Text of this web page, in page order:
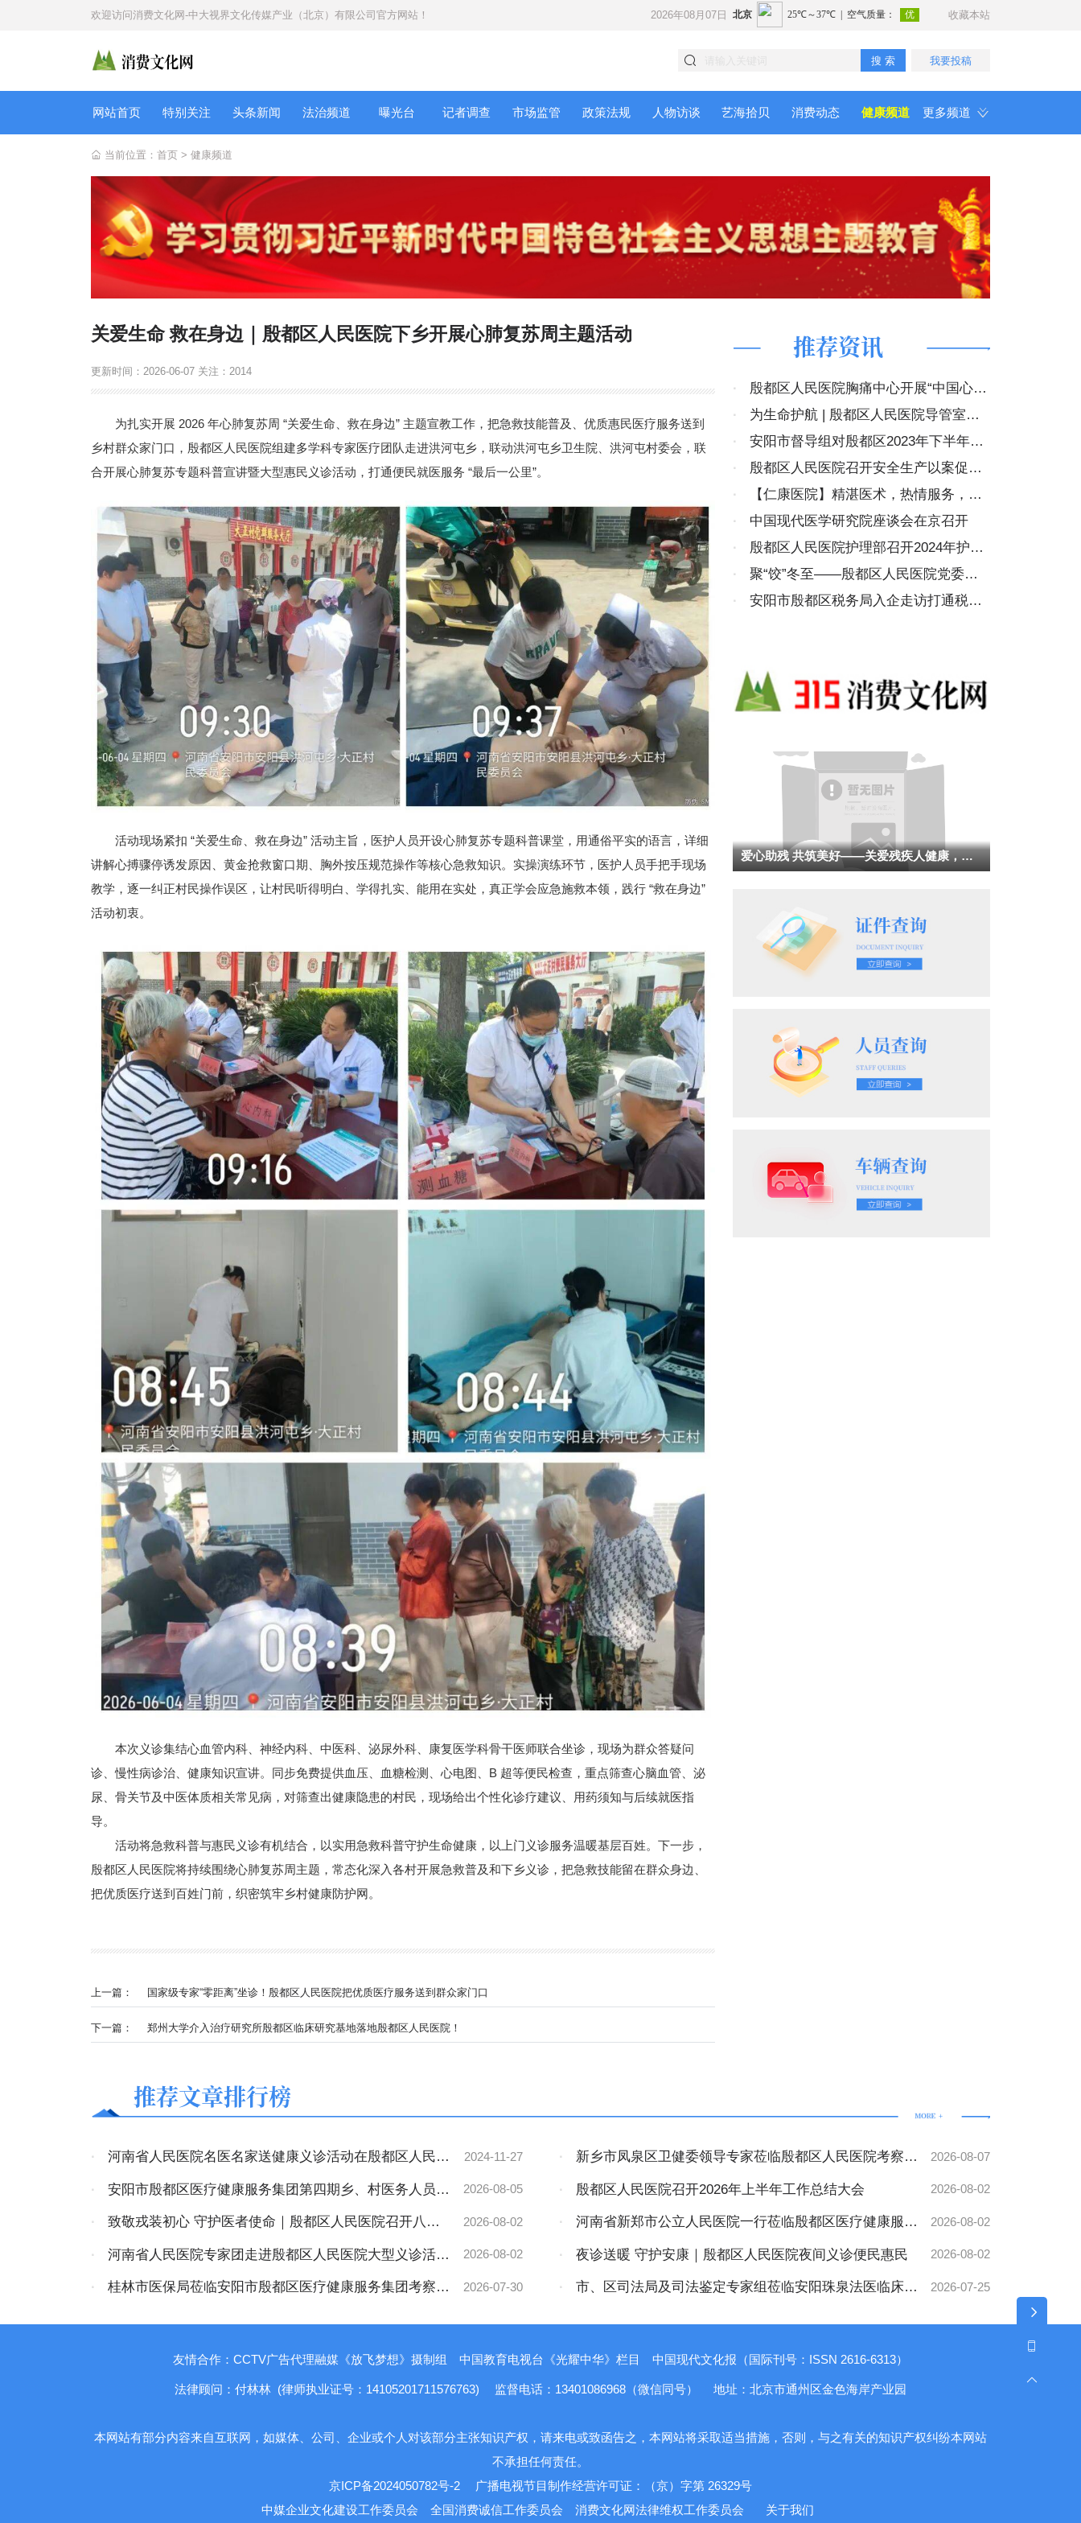
欢迎访问消费文化网-中大视界文化传媒产业（北京）有限公司官方网站！ 2026年08月07日 收藏本站
搜 索 我要投稿
网站首页 特别关注 头条新闻 法治频道 曝光台 记者调查 市场监管 政策法规 人物访谈 艺海拾贝 消费动态 健康频道 更多频道
当前位置： 首页 > 健康频道
推荐资讯
·
殷都区人民医院胸痛中心开展“中国心梗
救治日”义诊宣教活动
·
为生命护航 | 殷都区人民医院导管室两
个手术间同时运行，打通患者“生命线”
·
安阳市督导组对殷都区2023年下半年妇
幼工作进行督导考核
·
殷都区人民医院召开安全生产以案促改
警示教育专题学习会
·
【仁康医院】精湛医术，热情服务，面
面“锦旗”含深情
·
中国现代医学研究院座谈会在京召开
·
殷都区人民医院护理部召开2024年护士
长全年工作总结汇报会
·
聚“饺”冬至——殷都区人民医院党委组
织开展冬至包饺子活动
·
安阳市殷都区税务局入企走访打通税费
爱心助残 共筑美好——关爱残疾人健康，共
关爱生命 救在身边｜殷都区人民医院下乡开展心肺复苏周主题活动
更新时间：2026-06-07 关注：2014
为扎实开展 2026 年心肺复苏周 “关爱生命、救在身边” 主题宣教工作，把急救技能普及、优质惠民医疗服务送到
乡村群众家门口，殷都区人民医院组建多学科专家医疗团队走进洪河屯乡，联动洪河屯乡卫生院、洪河屯村委会，联
合开展心肺复苏专题科普宣讲暨大型惠民义诊活动，打通便民就医服务 “最后一公里”。
活动现场紧扣 “关爱生命、救在身边” 活动主旨，医护人员开设心肺复苏专题科普课堂，用通俗平实的语言，详细
讲解心搏骤停诱发原因、黄金抢救窗口期、胸外按压规范操作等核心急救知识。实操演练环节，医护人员手把手现场
教学，逐一纠正村民操作误区，让村民听得明白、学得扎实、能用在实处，真正学会应急施救本领，践行 “救在身边”
活动初衷。
本次义诊集结心血管内科、神经内科、中医科、泌尿外科、康复医学科骨干医师联合坐诊，现场为群众答疑问
诊、慢性病诊治、健康知识宣讲。同步免费提供血压、血糖检测、心电图、B 超等便民检查，重点筛查心脑血管、泌
尿、骨关节及中医体质相关常见病，对筛查出健康隐患的村民，现场给出个性化诊疗建议、用药须知与后续就医指
导。
活动将急救科普与惠民义诊有机结合，以实用急救科普守护生命健康，以上门义诊服务温暖基层百姓。下一步，
殷都区人民医院将持续围绕心肺复苏周主题，常态化深入各村开展急救普及和下乡义诊，把急救技能留在群众身边、
把优质医疗送到百姓门前，织密筑牢乡村健康防护网。
上一篇： 国家级专家“零距离”坐诊！殷都区人民医院把优质医疗服务送到群众家门口
下一篇： 郑州大学介入治疗研究所殷都区临床研究基地落地殷都区人民医院！
推荐文章排行榜
·
河南省人民医院名医名家送健康义诊活动在殷都区人民医
院顺利开启
2024-11-27 ·
新乡市凤泉区卫健委领导专家莅临殷都区人民医院考察交
2026-08-07
·
安阳市殷都区医疗健康服务集团第四期乡、村医务人员培
训班开班
2026-08-05 · 殷都区人民医院召开2026年上半年工作总结大会 2026-08-02
·
致敬戎装初心 守护医者使命｜殷都区人民医院召开八一
建军节座谈会
2026-08-02 ·
河南省新郑市公立人民医院一行莅临殷都区医疗健康服务
集团考察交流
2026-08-02
·
河南省人民医院专家团走进殷都区人民医院大型义诊活动
圆满落幕
2026-08-02 · 夜诊送暖 守护安康｜殷都区人民医院夜间义诊便民惠民 2026-08-02
·
桂林市医保局莅临安阳市殷都区医疗健康服务集团考察交
2026-07-30 ·
市、区司法局及司法鉴定专家组莅临安阳珠泉法医临床司
2026-07-25
友情合作：CCTV广告代理融媒《放飞梦想》摄制组 中国教育电视台《光耀中华》栏目 中国现代文化报（国际刊号：ISSN 2616-6313）
法律顾问：付林林 (律师执业证号：14105201711576763) 监督电话：13401086968（微信同号） 地址：北京市通州区金色海岸产业园
本网站有部分内容来自互联网，如媒体、公司、企业或个人对该部分主张知识产权，请来电或致函告之，本网站将采取适当措施，否则，与之有关的知识产权纠纷本网站
不承担任何责任。
京ICP备2024050782号-2
广播电视节目制作经营许可证：（京）字第 26329号
中媒企业文化建设工作委员会
全国消费诚信工作委员会 消费文化网法律维权工作委员会 关于我们